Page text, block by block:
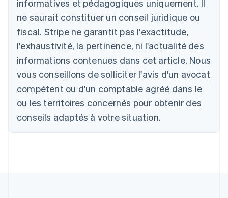
informatives et pédagogiques uniquement. Il
ne saurait constituer un conseil juridique ou
fiscal. Stripe ne garantit pas l'exactitude,
l'exhaustivité, la pertinence, ni l'actualité des
informations contenues dans cet article. Nous
vous conseillons de solliciter l'avis d'un avocat
compétent ou d'un comptable agréé dans le
ou les territoires concernés pour obtenir des
conseils adaptés à votre situation.
Autriche
DeutschEnglish
NederlandsFrançaisDeutschEnglish
Brésil
Português
Bulgarie
English
Canada
Chine continentale
简体中文English